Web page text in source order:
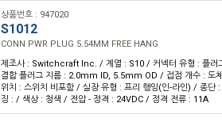
상품번호 : 947020
S1012
CONN PWR PLUG 5.54MM FREE HANG
제조사 : Switchcraft Inc. / 계열 : S10 / 커넥터 유형 : 플
결합 플러그 지름 : 2.0mm ID, 5.5mm OD / 접점 개수 : 도
위치 : 스위치 비포함 / 실장 유형 : 프리 행잉(인-라인) / 종단
징 : / 색상 : 청색 / 전압 - 정격 : 24VDC / 정격 전류 : 11A